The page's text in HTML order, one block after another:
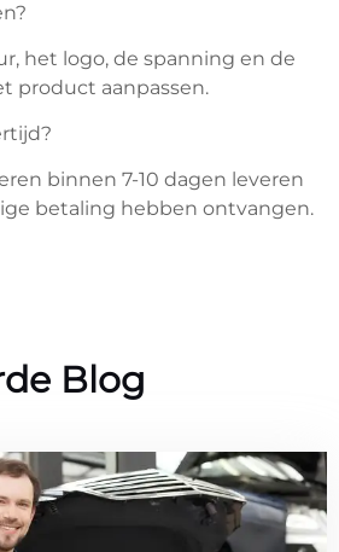
het logo, de spanning en de
product aanpassen.
binnen 7-10 dagen leveren
betaling hebben ontvangen.
Blog